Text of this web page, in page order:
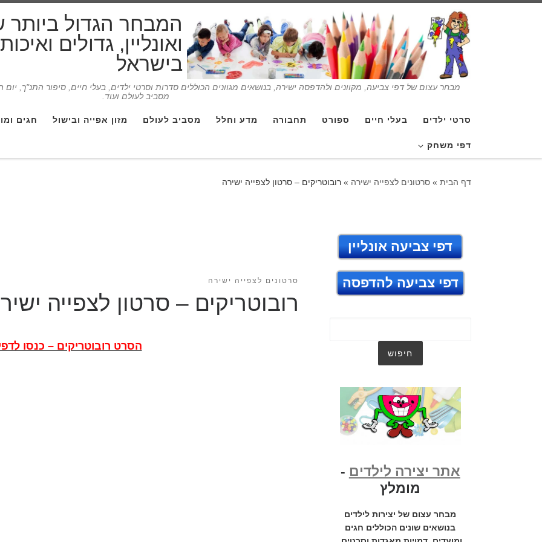
המבחר הגדול
ואונליין, גדולים
בישראל
מבחר עצום של דפי צביעה, מקוונים ולהדפסה ישירה, בנושאים מגוונים הכוללים סדרות וסרטי ילדים, בעלי חיים, סיפור התנ"ך,
מסביב לעולם ועוד.
סרטי ילדים בעלי חיים ספורט תחבורה מדע וחלל מסביב לעולם מזון אפייה ובישול חגים
דפי משחק
דף הבית » סרטונים לצפייה ישירה » רובוטריקים – סרטון לצפייה ישירה
סרטונים לצפייה ישירה
רובוטריקים – סרטון לצפייה
הסרט רובוטריקים – כנסו
דפי צביעה אונליין
דפי צביעה להדפסה
אתר יצירה לילדים -
מומלץ
מבחר עצום של יצירות לילדים
בנושאים שונים הכוללים חגים